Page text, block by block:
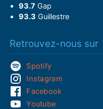
93.7 Gap
93.3 Guillestre
Retrouvez-nous sur
Spotify
Instagram
Facebook
Youtube